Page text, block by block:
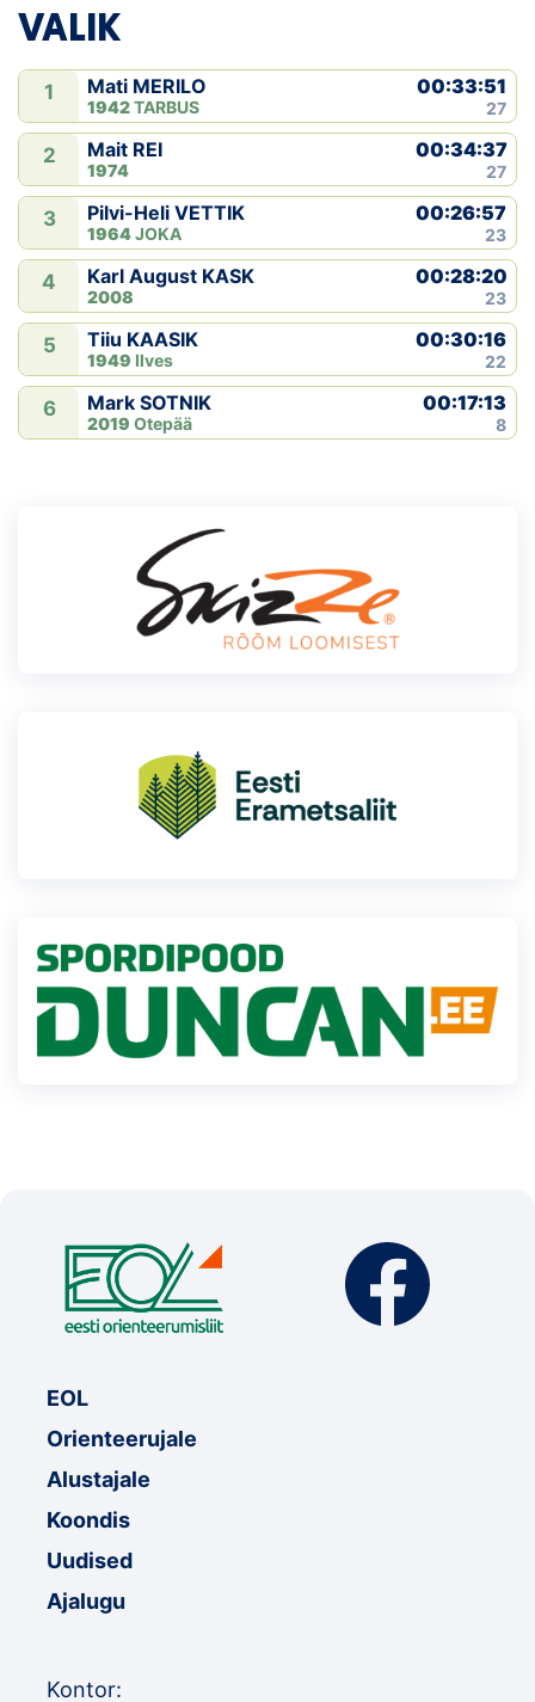
VALIK
1 Mati MERILO
1942TARBUS
00:33:51
27
2 Mait REI
1974
00:34:37
27
3 Pilvi-Heli VETTIK
1964JOKA
00:26:57
23
4 Karl August KASK
2008
00:28:20
23
5 Tiiu KAASIK
1949 Ilves
00:30:16
22
6 Mark SOTNIK
2019 Otepää
00:17:13
8
EOL
Orienteerujale
Alustajale
Koondis
Uudised
Ajalugu
Kontor: